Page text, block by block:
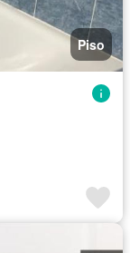
Piso